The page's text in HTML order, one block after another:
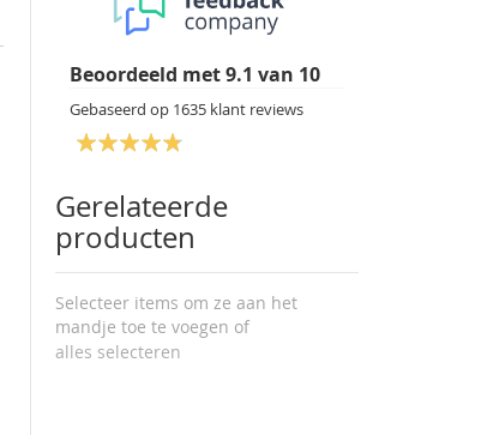
Beoordeeld met9.1 van 10
Gebaseerd op 1635 klant reviews
Gerelateerde
producten
Selecteer items om ze aan het
mandje toe te voegen of
alles selecteren